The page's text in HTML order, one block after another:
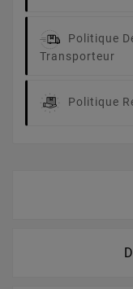
Politique
Transporteur
Politique